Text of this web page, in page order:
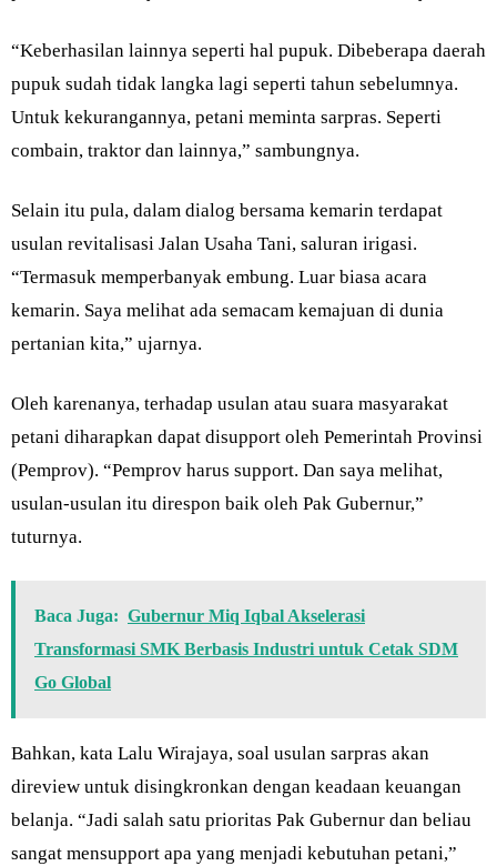
“Keberhasilan lainnya seperti hal pupuk. Dibeberapa daerah
pupuk sudah tidak langka lagi seperti tahun sebelumnya.
Untuk kekurangannya, petani meminta sarpras. Seperti
combain, traktor dan lainnya,” sambungnya.
Selain itu pula, dalam dialog bersama kemarin terdapat
usulan revitalisasi Jalan Usaha Tani, saluran irigasi.
“Termasuk memperbanyak embung. Luar biasa acara
kemarin. Saya melihat ada semacam kemajuan di dunia
pertanian kita,” ujarnya.
Oleh karenanya, terhadap usulan atau suara masyarakat
petani diharapkan dapat disupport oleh Pemerintah Provinsi
(Pemprov). “Pemprov harus support. Dan saya melihat,
usulan-usulan itu direspon baik oleh Pak Gubernur,”
tuturnya.
Baca Juga: Gubernur Miq Iqbal Akselerasi
Transformasi SMK Berbasis Industri untuk Cetak SDM
Go Global
Bahkan, kata Lalu Wirajaya, soal usulan sarpras akan
direview untuk disingkronkan dengan keadaan keuangan
belanja. “Jadi salah satu prioritas Pak Gubernur dan beliau
sangat mensupport apa yang menjadi kebutuhan petani,”